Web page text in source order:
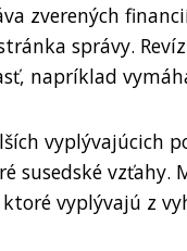
zverených
správy.
napríklad
vyplývajúcich
susedské
vyplývajú z